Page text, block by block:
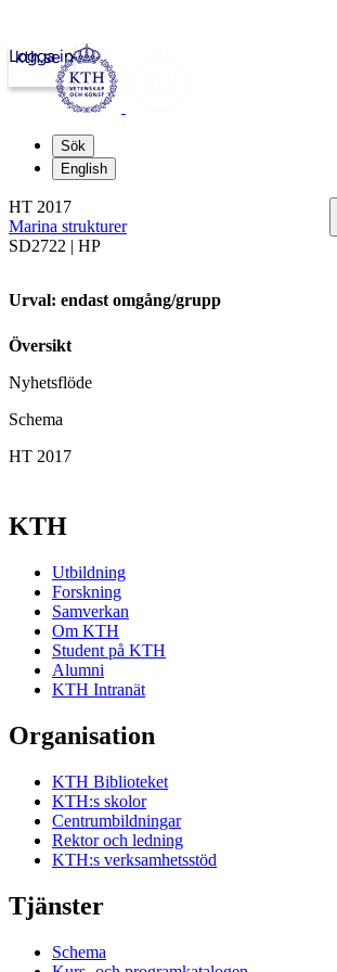
kth.se
Logga in
Sök
English
HT 2017
Marina strukturer
SD2722 | HP
Urval: endast omgång/grupp
Översikt
Nyhetsflöde
Schema
HT 2017
KTH
Utbildning
Forskning
Samverkan
Om KTH
Student på KTH
Alumni
KTH Intranät
Organisation
KTH Biblioteket
KTH:s skolor
Centrumbildningar
Rektor och ledning
KTH:s verksamhetsstöd
Tjänster
Schema